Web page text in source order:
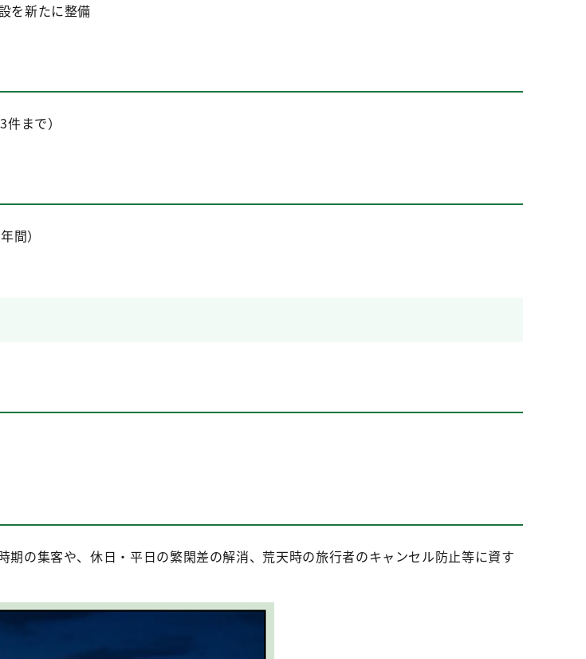
を新たに整備
まで）
間）
期の集客や、休日・平日の繁閑差の解消、荒天時の旅行者のキャンセル防止等に資す